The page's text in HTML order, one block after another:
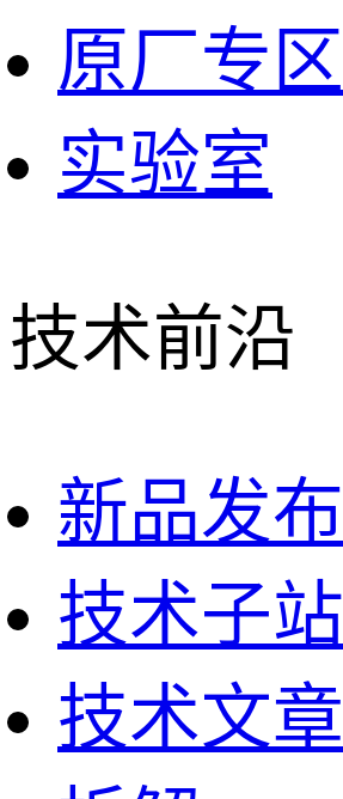
原厂专区
实验室
技术前沿
新品发布
技术子站
技术文章